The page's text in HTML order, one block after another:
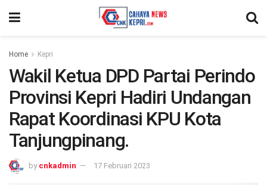
Home Kepri
Wakil Ketua DPD Partai Perindo
Provinsi Kepri Hadiri Undangan
Rapat Koordinasi KPU Kota
Tanjungpinang.
by cnkadmin 17 Februari 2023